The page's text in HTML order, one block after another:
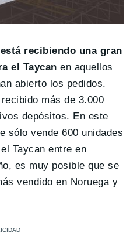
recibiendo una gran
el Taycan en aquellos
abierto los pedidos.
más de 3.000
depósitos. En este
sólo vende 600 unidades
Taycan entre en
es muy posible que se
vendido en Noruega y